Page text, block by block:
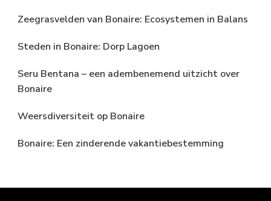
Zeegrasvelden van Bonaire: Ecosystemen in Balans
Steden in Bonaire: Dorp Lagoen
Seru Bentana – een adembenemend uitzicht over
Bonaire
Weersdiversiteit op Bonaire
Bonaire: Een zinderende vakantiebestemming